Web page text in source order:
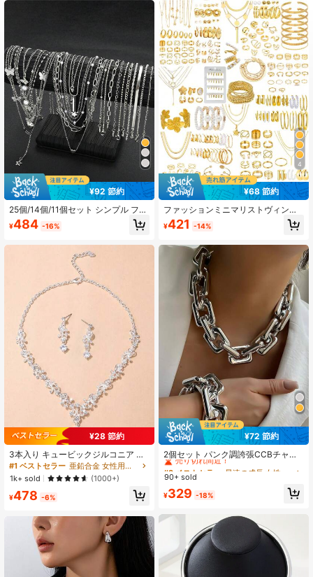
4.90 21K フォロワー
4.90 21K フォロワー
21K フォロワー
4.90 21K フォロワー
4.90 21K フォロワー
¥92 節約
25個/14個/11個セット シンプル フェ
イクパール ツイストチェーン ハー
ト、蝶、月、星のネックレス&ブレス
ト、バカンス、デイリーコーディネ
ートに、ギフトにも
¥484 -16%
¥28 節約
3本入り キュービックジルコニア デ
コレーション ジュエリーセット
#1 ベストセラー
亜鉛合金 女性用ジュエリーセット
1k+ sold
(1000+)
¥478 -6%
4
¥68 節約
ファッションミニマリストヴィンテ
ージジオメトリックフラワーバック
ル 偽ジェムストーンラインストーン
チャクリスクロスブレイドスネーク
ボーンチェーンボックスチェーンス
タームーン偽真珠タッセルペンダン
トYネックレス ラウンド非対称リキ
ッドシェイプホロースプライスビー
ズウェーブフラットジオメトリック
ワイドCフープイヤリング ピアス+ネ
ックレス+リング+ブレスレットジュ
エリーセット、ホリデー、パーティ
ー、デート、デイリーウェアに適し
ています 68/60/52/41/35個入り
¥421 -14%
¥72 節約
2個セット パンク調誇張CCBチャン
キーチェーンブレスレットとネック
レス、デートやホリデー、デイリー
に適しています
#3 ベストセラー
最速の成長 女性用ジュエリーセット
売り切れ間近！
#3 ベストセラー
売り切れ間近！
#3 ベストセラー
売り切れ間近！
#3 ベストセラー
最速の成長 女性用ジュエリーセット
90+ sold
¥329 -18%